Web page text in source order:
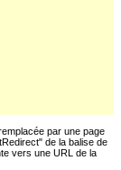
par une page
de la balise de
vers une URL de la